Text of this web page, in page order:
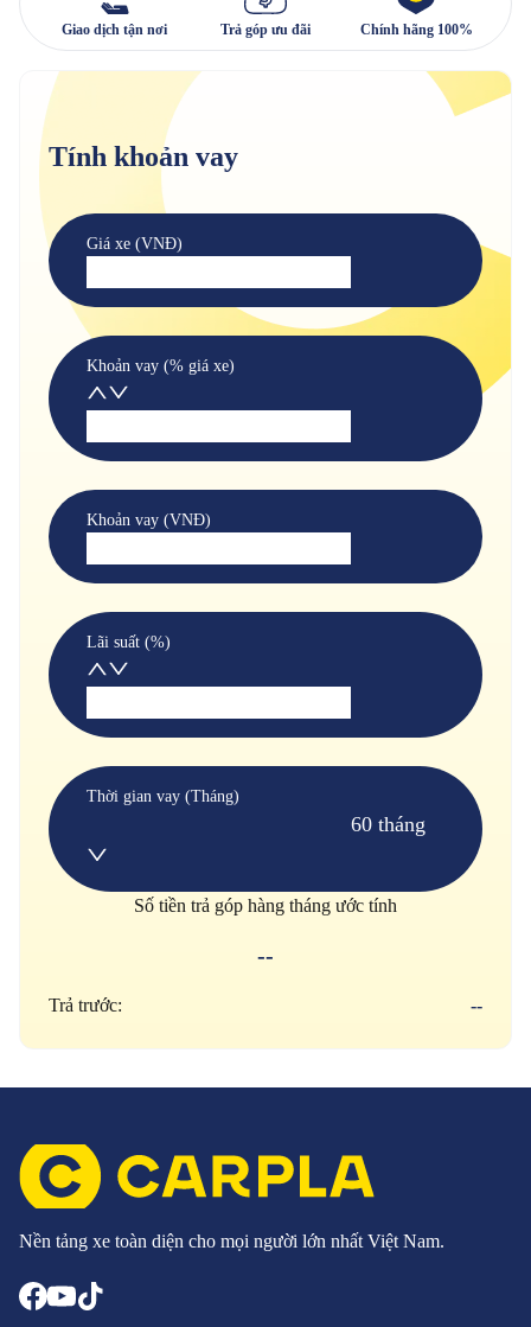
Giao dịch tận nơi Trả góp ưu đãi Chính hãng 100%
Tính khoản vay
Giá xe (VNĐ)
Khoản vay (% giá xe)
Khoản vay (VNĐ)
Lãi suất (%)
Thời gian vay (Tháng)
60 tháng
Số tiền trả góp hàng tháng ước tính
--
Trả trước: --
Nền tảng xe toàn diện cho mọi người lớn nhất Việt Nam.